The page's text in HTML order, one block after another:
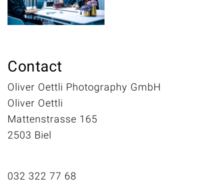
Contact
Oliver Oettli Photography GmbH
Oliver Oettli
Mattenstrasse 165
2503 Biel
032 322 77 68